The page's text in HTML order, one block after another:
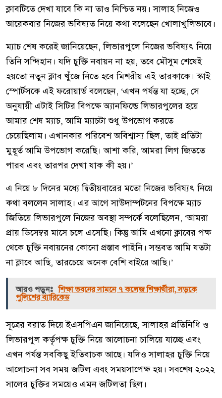
ক্লাবটিতে দেখা যাবে কি না তাও নিশ্চিত নয়। সালাহ নিজেও
আরেকবার নিজের ভবিষ্যত নিয়ে কথা বলেছেন খোলাখুলিভাবে।
ম্যাচ শেষ করেই জানিয়েছেন, লিভারপুলে নিজের ভবিষ্যৎ নিয়ে
তিনি সন্দিহান। যদি চুক্তি নবায়ন না হয়, তবে মৌসুম শেষেই
হয়তো নতুন ক্লাব খুঁজে নিতে হবে মিশরীয় এই তারকাকে। স্কাই
স্পোর্টসকে এই ফরোয়ার্ড বলেছেন, ‘এখন পর্যন্ত যা হচ্ছে, সে
অনুযায়ী এটাই সিটির বিপক্ষে অ্যানফিল্ডে লিভারপুলের হয়ে
আমার শেষ ম্যাচ, আমি ম্যাচটা শুধু উপভোগ করতে
চেয়েছিলাম। এখানকার পরিবেশ অবিশ্বাস্য ছিল, তাই প্রতিটা
মুহূর্ত আমি উপভোগ করেছি। আশা করি, আমরা লিগ জিততে
পারব এবং তারপর দেখা যাক কী হয়।’
এ নিয়ে ৮ দিনের মধ্যে দ্বিতীয়বারের মতো নিজের ভবিষ্যৎ নিয়ে
কথা বললেন সালাহ। এর আগে সাউদাম্পটনের বিপক্ষে ম্যাচ
জিতিয়ে লিভারপুলে নিজের অবস্থা সম্পর্কে বলেছিলেন, ‘আমরা
প্রায় ডিসেম্বর মাসে চলে এসেছি। কিন্তু আমি এখনো ক্লাবের পক্ষ
থেকে চুক্তি নবায়নের কোনো প্রস্তাব পাইনি। সম্ভবত আমি যতটা
না ক্লাবে আছি, তারচেয়ে অনেক বেশি বাইরে আছি।’
আরও পড়ুনঃ শিক্ষা ভবনের সামনে ৭ কলেজ শিক্ষার্থীরা, সড়কে
পুলিশের ব্যারিকেড
সূত্রের বরাত দিয়ে ইএসপিএন জানিয়েছে, সালাহর প্রতিনিধি ও
লিভারপুল কর্তৃপক্ষ চুক্তি নিয়ে আলোচনা চালিয়ে যাচ্ছে এবং
এখন পর্যন্ত সবকিছু ইতিবাচক আছে। যদিও সালাহর চুক্তি নিয়ে
আলোচনা সব সময় জটিল এবং সময়সাপেক্ষ হয়। সবশেষ ২০২২
সালের চুক্তির সময়েও এমন জটিলতা ছিল।